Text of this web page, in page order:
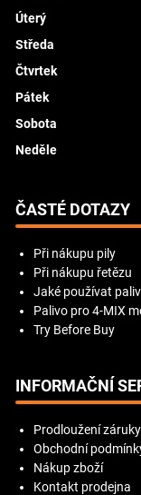
Úterý
Středa
Čtvrtek
Pátek
Sobota
Neděle
ČASTÉ DOTAZY
Při nákupu pily
Při nákupu řetězu
Jaké používat
Palivo pro 4-MIX
Try Before Buy
INFORMAČNÍ
Prodloužení
Obchodní
Nákup zboží
Kontakt prodejna